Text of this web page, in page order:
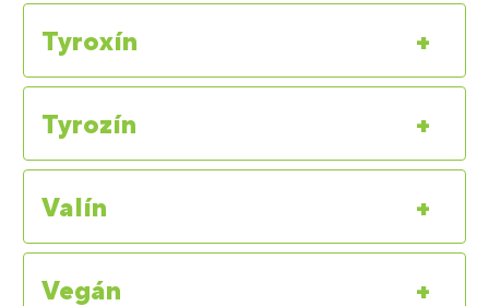
+
Tyroxín
+
Tyrozín
+
Valín
+
Vegán